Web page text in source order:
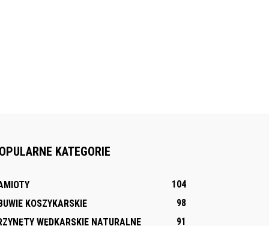
KATEGORIE
104
KOSZYKARSKIE
98
WĘDKARSKIE NATURALNE
91